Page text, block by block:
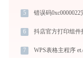
5 错误码0xc0000022
6
7 WPS表格主程序